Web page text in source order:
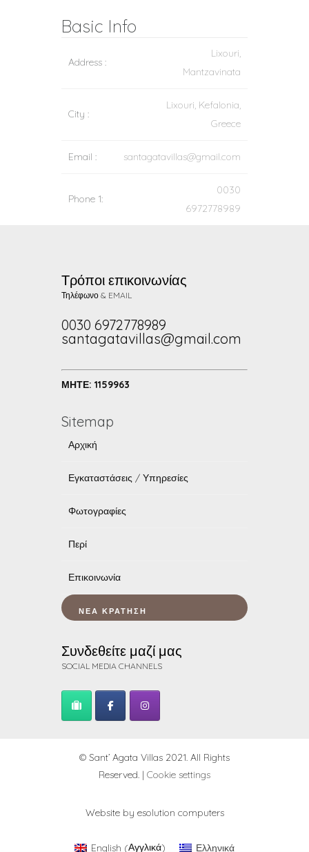
Basic Info
Address :
Lixouri,
Mantzavinata
City :
Lixouri, Kefalonia,
Greece
Email : santagatavillas@gmail.com
Phone 1:
0030
6972778989
Τρόποι επικοινωνίας
Τηλέφωνο & EMAIL
0030 6972778989
santagatavillas@gmail.com
ΜΗΤΕ: 1159963
Sitemap
Αρχική
Εγκαταστάσεις / Υπηρεσίες
Φωτογραφίες
Περί
Επικοινωνία
ΝΈΑ ΚΡΆΤΗΣΗ
Συνδεθείτε μαζί μας
SOCIAL MEDIA CHANNELS
© Sant’ Agata Villas 2021. All Rights
Reserved. | Cookie settings
Website by esolution computers
English (Αγγλικά) Ελληνικά